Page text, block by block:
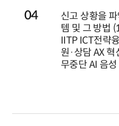
04
신고 상황을
템 및 그 방법
IITP ICT전략
원·상담 AX
무중단 AI 음